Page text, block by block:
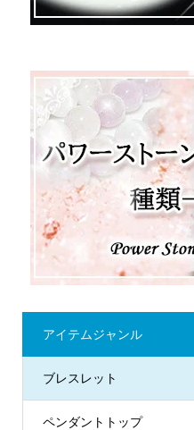
アイテムジャンル
ブレスレット
ペンダントトップ